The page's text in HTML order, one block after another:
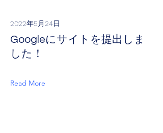
2022年5月24日
Googleにサイトを提出しま
した！
Read More